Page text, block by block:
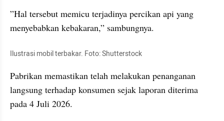
”Hal tersebut memicu terjadinya percikan api yang
menyebabkan kebakaran,” sambungnya.
Ilustrasi mobil terbakar. Foto: Shutterstock
Pabrikan memastikan telah melakukan penanganan
langsung terhadap konsumen sejak laporan diterima
pada 4 Juli 2026.